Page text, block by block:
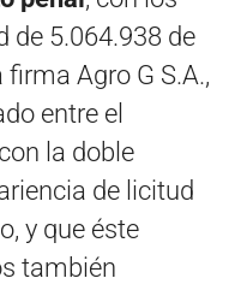
de 5.064.938 de
Agro G S.A.,
entre el
la doble
de licitud
y que éste
también